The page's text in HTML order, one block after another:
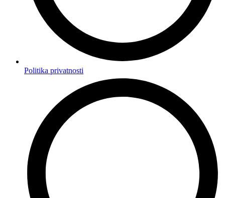
Politika privatnosti